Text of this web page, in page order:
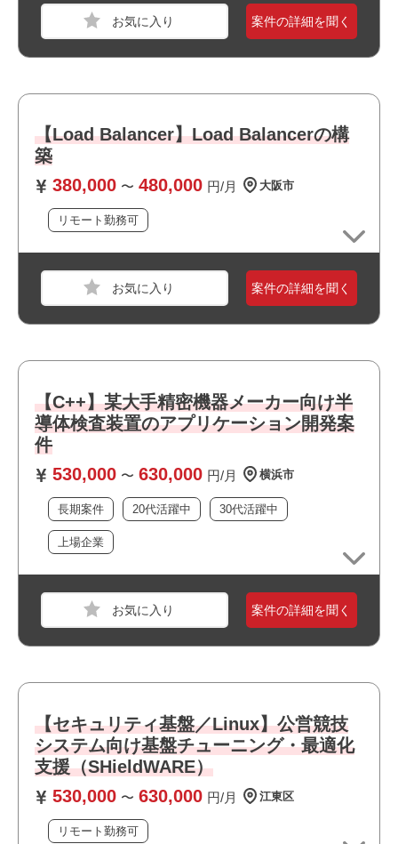
案件の詳細を聞く
【Load Balancer】Load Balancerの構
築
380,000 〜 480,000 円/月 大阪市
リモート勤務可
案件の詳細を聞く
【C++】某大手精密機器メーカー向け半
導体検査装置のアプリケーション開発案
件
530,000 〜 630,000 円/月 横浜市
長期案件 20代活躍中 30代活躍中
上場企業
業界
電機・精密機械
スキル
C,C++,Windows
・Windows向けアプリケーションの開発経験3年以上
・オブジェクト指向での設計経験
おすすめポイント
・オフィスは綺麗で快適な環境です
・大手企業の案件です
案件の詳細を聞く
【セキュリティ基盤／Linux】公営競技
システム向け基盤チューニング・最適化
支援（SHieldWARE）
530,000 〜 630,000 円/月 江東区
リモート勤務可
職種
インフラエンジニア
サービス
スキル
Windows,UNIX/Linux
必須スキル
・SHieldWARE（Windows／Linux） または類似製品（ア
プリケーション制御・ホスト保護・サーバ向けセキュリテ
ィ製品） の設計・構築・チューニング経験
・Linux環境での実務経験があり、基本的なコマンド操作・
ログ確認・テスト対応を問題なく行える方
おすすめポイント
・リモート勤務併用可能です
・上流工程に携われます
・運用保守に携われます
・選考スピードの速い案件です
職種
インフラエンジニア
スキル
Windows
必須スキル
おすすめポイント
・複数路線が利用できアクセス良好です
・リモート勤務併用可能です
・最新技術に携われます
・選考スピードの速い案件です
職種
インフラエンジニア
業界
運輸・交通・物流・倉庫
スキル
Windows